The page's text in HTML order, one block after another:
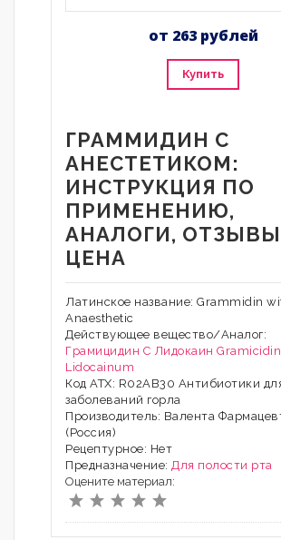
от 263 рублей
Купить
ГРАММИДИН С
АНЕСТЕТИКОМ:
ИНСТРУКЦИЯ ПО
ПРИМЕНЕНИЮ,
АНАЛОГИ,
ЦЕНА
Латинское название: Grammidin
Anaesthetic
Действующее вещество/Аналог:
Грамицидин C Лидокаин
Lidocainum
Код АТХ: R02AB30 Антибиотики
заболеваний горла
Производитель: Валента
(Россия)
Рецептурное: Нет
Предназначение: Для полости рта
Оцените материал: